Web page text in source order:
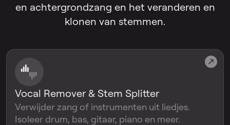
en achtergrondzang en het veranderen en
klonen van stemmen.
Vocal Remover & Stem Splitter
Verwijder zang of instrumenten uit liedjes.
Isoleer drum, bas, gitaar, piano en meer.